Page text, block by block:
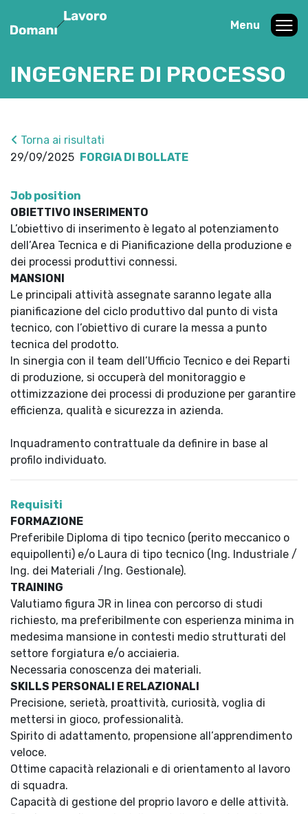
Menu
INGEGNERE DI PROCESSO
Torna ai risultati
29/09/2025 FORGIA DI BOLLATE
Job position
OBIETTIVO INSERIMENTO
L’obiettivo di inserimento è legato al potenziamento
dell’Area Tecnica e di Pianificazione della produzione e
dei processi produttivi connessi.
MANSIONI
Le principali attività assegnate saranno legate alla
pianificazione del ciclo produttivo dal punto di vista
tecnico, con l’obiettivo di curare la messa a punto
tecnica del prodotto.
In sinergia con il team dell’Ufficio Tecnico e dei Reparti
di produzione, si occuperà del monitoraggio e
ottimizzazione dei processi di produzione per garantire
efficienza, qualità e sicurezza in azienda.
Inquadramento contrattuale da definire in base al
profilo individuato.
Requisiti
FORMAZIONE
Preferibile Diploma di tipo tecnico (perito meccanico o
equipollenti) e/o Laura di tipo tecnico (Ing. Industriale /
Ing. dei Materiali /Ing. Gestionale).
TRAINING
Valutiamo figura JR in linea con percorso di studi
richiesto, ma preferibilmente con esperienza minima in
medesima mansione in contesti medio strutturati del
settore forgiatura e/o acciaieria.
Necessaria conoscenza dei materiali.
SKILLS PERSONALI E RELAZIONALI
Precisione, serietà, proattività, curiosità, voglia di
mettersi in gioco, professionalità.
Spirito di adattamento, propensione all’apprendimento
veloce.
Ottime capacità relazionali e di orientamento al lavoro
di squadra.
Capacità di gestione del proprio lavoro e delle attività.